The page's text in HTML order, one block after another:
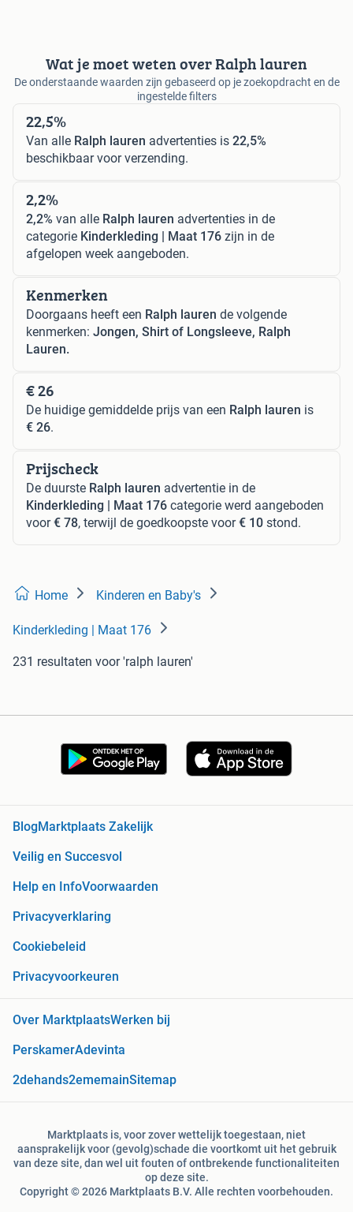
Wat je moet weten over Ralph lauren
De onderstaande waarden zijn gebaseerd op je zoekopdracht en de
ingestelde filters
22,5%
Van alle Ralph lauren advertenties is 22,5%
beschikbaar voor verzending.
2,2%
2,2% van alle Ralph lauren advertenties in de
categorie Kinderkleding | Maat 176 zijn in de
afgelopen week aangeboden.
Kenmerken
Doorgaans heeft een Ralph lauren de volgende
kenmerken: Jongen, Shirt of Longsleeve, Ralph
Lauren.
€ 26
De huidige gemiddelde prijs van een Ralph lauren is
€ 26.
Prijscheck
De duurste Ralph lauren advertentie in de
Kinderkleding | Maat 176 categorie werd aangeboden
voor€ 78, terwijl de goedkoopste voor€ 10 stond.
Home Kinderen en Baby's
Kinderkleding | Maat 176
231 resultaten voor 'ralph lauren'
BlogMarktplaats Zakelijk
Veilig en Succesvol
Help en InfoVoorwaarden
Privacyverklaring
Cookiebeleid
Privacyvoorkeuren
Over MarktplaatsWerken bij
PerskamerAdevinta
2dehands2ememainSitemap
Marktplaats is, voor zover wettelijk toegestaan, niet
aansprakelijk voor (gevolg)schade die voortkomt uit het gebruik
van deze site, dan wel uit fouten of ontbrekende functionaliteiten
op deze site.
Copyright © 2026 Marktplaats B.V. Alle rechten voorbehouden.